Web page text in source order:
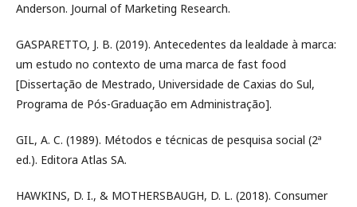
Anderson. Journal of Marketing Research.
GASPARETTO, J. B. (2019). Antecedentes da lealdade à marca:
um estudo no contexto de uma marca de fast food
[Dissertação de Mestrado, Universidade de Caxias do Sul,
Programa de Pós-Graduação em Administração].
GIL, A. C. (1989). Métodos e técnicas de pesquisa social (2ª
ed.). Editora Atlas SA.
HAWKINS, D. I., & MOTHERSBAUGH, D. L. (2018). Consumer